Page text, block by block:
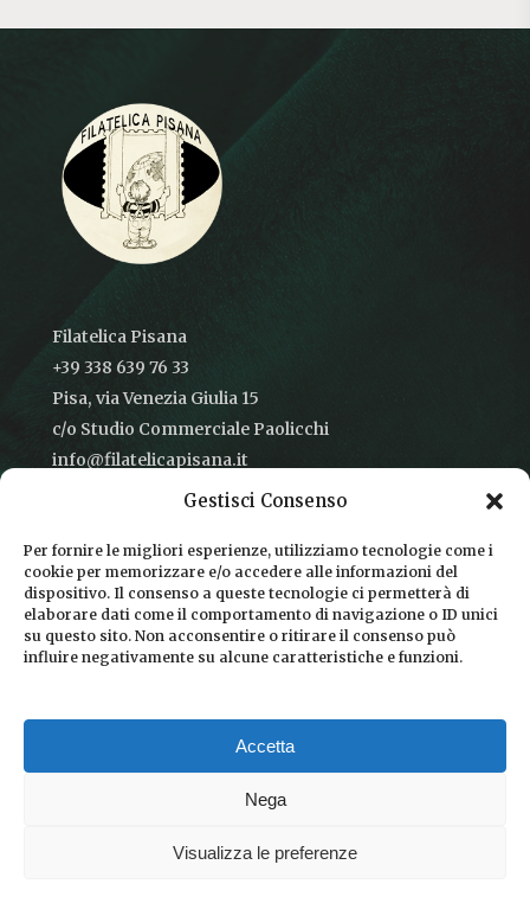
Gestisci Consenso
Per fornire le migliori esperienze, utilizziamo tecnologie come i
cookie per memorizzare e/o accedere alle informazioni del
dispositivo. Il consenso a queste tecnologie ci permetterà di
elaborare dati come il comportamento di navigazione o ID unici
su questo sito. Non acconsentire o ritirare il consenso può
influire negativamente su alcune caratteristiche e funzioni.
Accetta
Nega
Visualizza le preferenze
Filatelica Pisana
+39 338 639 76 33
Pisa, via Venezia Giulia 15
c/o Studio Commerciale Paolicchi
info@filatelicapisana.it
CONDIZIONI DI VENDITA
INFORMATIVA SULLA PRIVACY
COOKIE POLICY